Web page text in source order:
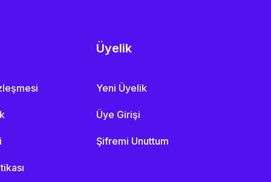
Üyelik
Yeni Üyelik
Üye Girişi
Şifremi Unuttum